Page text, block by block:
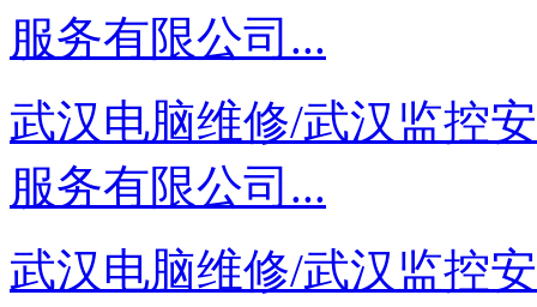
服务有限公司...
武汉电脑维修/武汉监控
服务有限公司...
武汉电脑维修/武汉监控